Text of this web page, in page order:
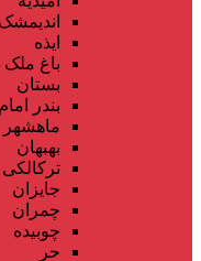
اندیمشک
ایذه
باغ ملک
بستان
بندر
ماهشهر
بهبهان
ترکالکی
جایزان
چمران
چوبیده
حر